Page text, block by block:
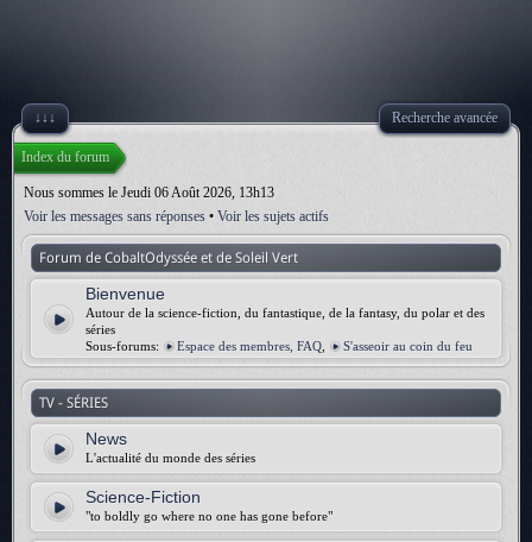
↓↓↓ Recherche avancée
Index du forum
Nous sommes le Jeudi 06 Août 2026, 13h13
Voir les messages sans réponses • Voir les sujets actifs
Forum de CobaltOdyssée et de Soleil Vert
Bienvenue
Autour de la science-fiction, du fantastique, de la fantasy, du polar et des
séries
Sous-forums:
Espace des membres, FAQ S'asseoir au coin du feu
TV - SÉRIES
News
L'actualité du monde des séries
Science-Fiction
"to boldly go where no one has gone before"